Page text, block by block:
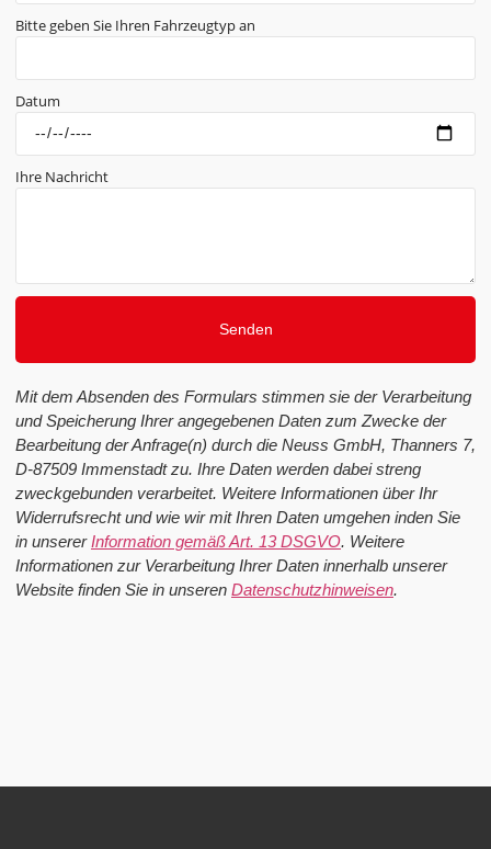
Bitte geben Sie Ihren Fahrzeugtyp an
Datum
Ihre Nachricht
Senden
Mit dem Absenden des Formulars stimmen sie der Verarbeitung
und Speicherung Ihrer angegebenen Daten zum Zwecke der
Bearbeitung der Anfrage(n) durch die Neuss GmbH, Thanners 7,
D-87509 Immenstadt zu. Ihre Daten werden dabei streng
zweckgebunden verarbeitet. Weitere Informationen über Ihr
Widerrufsrecht und wie wir mit Ihren Daten umgehen inden Sie
in unsererInformation gemäß Art. 13 DSGVO. Weitere
Informationen zur Verarbeitung Ihrer Daten innerhalb unserer
Website finden Sie in unseren Datenschutzhinweisen.